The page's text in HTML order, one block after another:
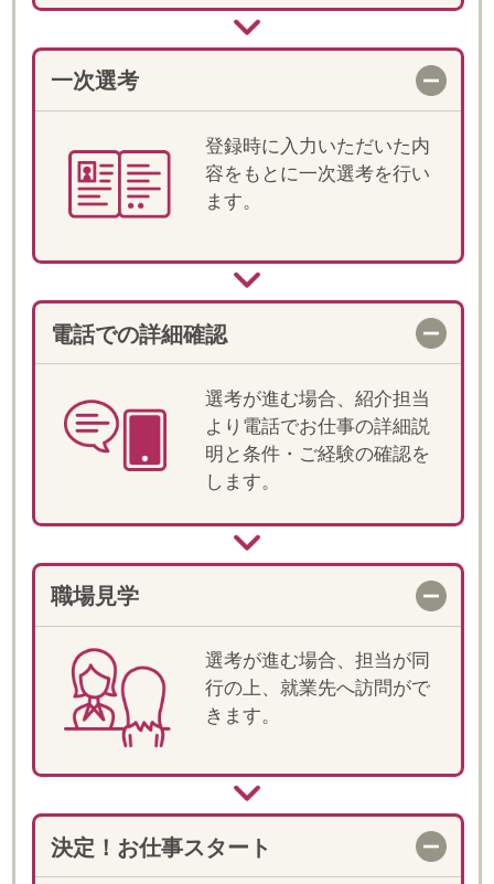
行の上、就業先へ訪問がで
双方合意の上、就業が決定
します。就業前には、マイ
ページ上でオリエンテーシ
ます。
"Fellow(フェロー)" は、「仲間・同士」とい
った意味があります。
「皆様と仲間として一緒にお仕事をしてい
きたい」そんな思いから"Fellow"という言葉
が生まれました。
また、仲間という言葉どおり、ご就業いた
だく皆様には、当社の一員として、「プロ
フェッショナル」と しての意識を持って、
就業していただきたいと思っております。
皆様のご活躍が、しゅふの雇用を増やす一
歩ともなりますので、どうぞ宜しくお願い
いたします。